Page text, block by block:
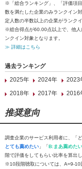
※「総合ランキング」、「評価項
数を満たした企業のみランクイン
定人数の半数以上の企業がランク
※総合得点が60.00点以上で、他人
ンクイン対象となります。
≫ 詳細はこちら
過去ランキング
2025年
2024年 2023
2018年
2017年 2016
推奨意向
調査企業のサービス利用者に、「
とても薦めたい 」「B:まあ薦めたい
階で評価をしてもらい比率を算出し
※10段階聴取については、A=9-10